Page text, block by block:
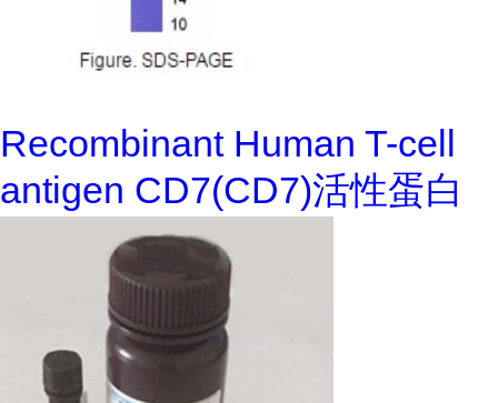
Recombinant Human T-cell
antigen CD7(CD7)活性蛋白